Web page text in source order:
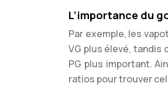
L’importance du
Par exemple, les
VG plus élevé, tandis
PG plus important.
ratios pour trouver